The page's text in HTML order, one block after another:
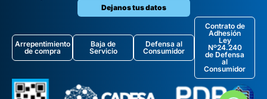
Dejanos tus datos
Arrepentimiento
de compra
Baja de
Servicio
Defensa al
Consumidor
Contrato de
Adhesión
Ley
Nº24.240
de Defensa
al
Consumidor